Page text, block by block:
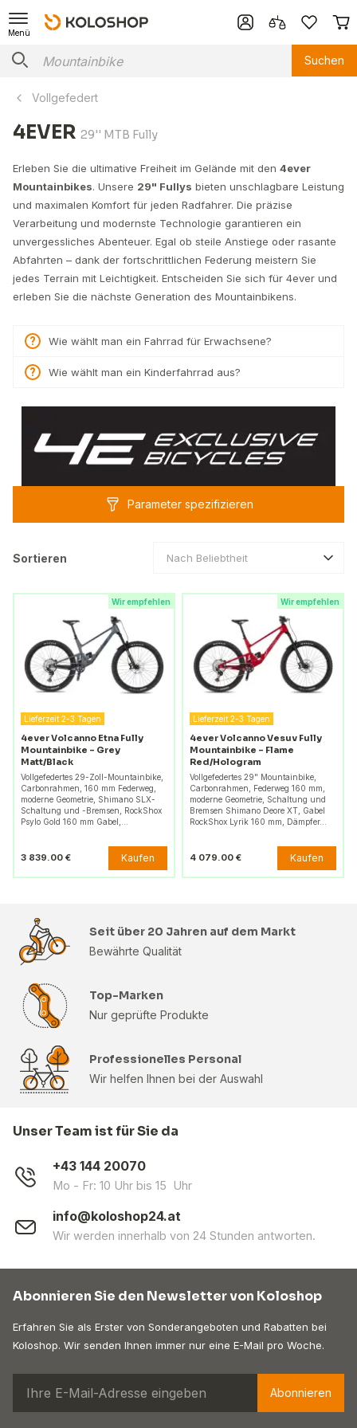
Menü
Suchen
Vollgefedert
4EVER 29'' MTB Fully
Erleben Sie die ultimative Freiheit im Gelände mit den 4ever
Mountainbikes. Unsere 29" Fullys bieten unschlagbare Leistung
und maximalen Komfort für jeden Radfahrer. Die präzise
Verarbeitung und modernste Technologie garantieren ein
unvergessliches Abenteuer. Egal ob steile Anstiege oder rasante
Abfahrten – dank der fortschrittlichen Federung meistern Sie
jedes Terrain mit Leichtigkeit. Entscheiden Sie sich für 4ever und
erleben Sie die nächste Generation des Mountainbikens.
Wie wählt man ein Fahrrad für Erwachsene?
Wie wählt man ein Kinderfahrrad aus?
Parameter spezifizieren
Sortieren Nach Beliebtheit
Wir empfehlen
Lieferzeit 2-3 Tagen
4ever Volcanno Etna Fully
Mountainbike - Grey
Matt/Black
Vollgefedertes 29-Zoll-Mountainbike,
Carbonrahmen, 160 mm Federweg,
moderne Geometrie, Shimano SLX-
Schaltung und -Bremsen, RockShox
Psylo Gold 160 mm Gabel,…
3 839.00 € Kaufen
Wir empfehlen
Lieferzeit 2-3 Tagen
4ever Volcanno Vesuv Fully
Mountainbike - Flame
Red/Hologram
Vollgefedertes 29" Mountainbike,
Carbonrahmen, Federweg 160 mm,
moderne Geometrie, Schaltung und
Bremsen Shimano Deore XT, Gabel
RockShox Lyrik 160 mm, Dämpfer…
4 079.00 € Kaufen
Seit über 20 Jahren auf dem Markt
Bewährte Qualität
Top-Marken
Nur geprüfte Produkte
Professionelles Personal
Wir helfen Ihnen bei der Auswahl
Unser Team ist für Sie da
+43 144 20070
Mo - Fr: 10 Uhr bis 15 Uhr
info@koloshop24.at
Wir werden innerhalb von 24 Stunden antworten.
Abonnieren Sie den Newsletter von Koloshop
Erfahren Sie als Erster von Sonderangeboten und Rabatten bei
Koloshop. Wir senden Ihnen immer nur eine E-Mail pro Woche.
Abonnieren